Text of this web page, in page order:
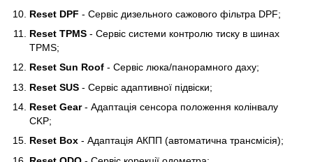
Reset DPF - Сервіс дизельного сажового фільтра DPF;
Reset TPMS - Сервіс системи контролю тиску в шинах
TPMS;
Reset Sun Roof - Сервіс люка/панорамного даху;
Reset SUS - Сервіс адаптивної підвіски;
Reset Gear- Адаптація сенсора положення колінвалу
CKP;
Reset Box - Адаптація АКПП (автоматична трансмісія);